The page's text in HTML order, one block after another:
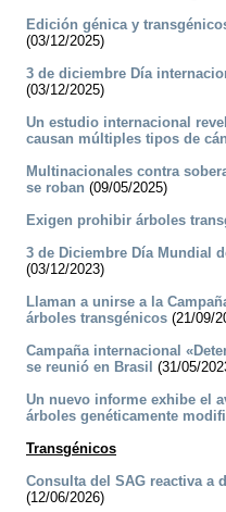
Edición génica y
(03/12/2025)
3 de diciembre Día
(03/12/2025)
Un estudio internacional
causan múltiples tipos de
Multinacionales contra
se roban (09/05/2025)
Exigen prohibir árboles
3 de Diciembre Día Mundial
(03/12/2023)
Llaman a unirse a la
árboles transgénicos (21/09/
Campaña internacional
se reunió en Brasil (31/05/
Un nuevo informe exhibe el
árboles genéticamente
Transgénicos
Consulta del SAG reactiva a
(12/06/2026)